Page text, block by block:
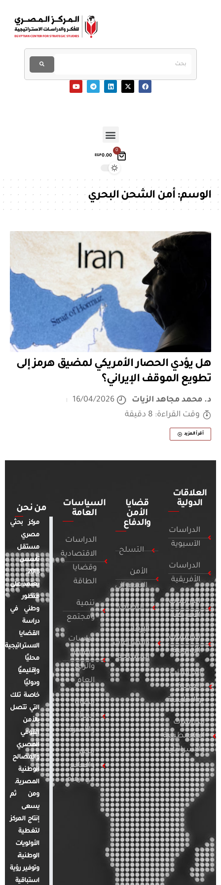
0
EGP0.00
الوسم:أمن الشحن البحري
هل يؤدي الحصار الأمريكي لمضيق هرمز إلى
تطويع الموقف الإيراني؟
د. محمد مجاهد الزيات
16/04/2026
وقت القراءة: 8 دقيقة
أقرأ المزيد
العلاقات
الدولية
الدراسات
الآسيوية
الدراسات
الأفريقية
الدراسات
الأمريكية
الدراسات
الأوروبية
الدراسات
العربية
والإقليمية
الدراسات
الفلسطينية
والإسرائيلية
قضايا
الأمن
والدفاع
التسلح
الأمن
السيبراني
التطرف
الإرهاب
والصراعات
المسلحة
السياسات
العامة
الدراسات
الاقتصادية
وقضايا
الطاقة
تنمية
ومجتمع
دراسات
الإعلام
والرأي
العام
قضايا
المرأة
والأسرة
مصر
والعالم
في أرقام
من نحن
مركز بحثي
مصري
مستقل
تأسس
2018.
يعتمد على
منظور
وطني في
دراسة
القضايا
الاستراتيجية
محليًا
وإقليميًا
ودوليًا
خاصة تلك
التي تتصل
بالأمن
القومي
المصري
والمصالح
الوطنية
المصرية.
ومن ثم
يسعى
إنتاج المركز
لتغطية
الأولويات
الوطنية،
وتوفير رؤية
استباقية